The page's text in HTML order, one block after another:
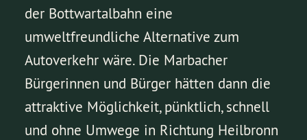
der Bottwartalbahn eine
umweltfreundliche Alternative zum
Autoverkehr wäre. Die Marbacher
Bürgerinnen und Bürger hätten dann die
attraktive Möglichkeit, pünktlich, schnell
und ohne Umwege in Richtung Heilbronn